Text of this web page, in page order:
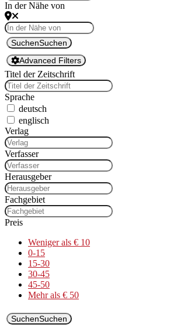
In der Nähe von
SuchenSuchen
Advanced Filters
Titel der Zeitschrift
Sprache
deutsch
englisch
Verlag
Verfasser
Herausgeber
Fachgebiet
Preis
Weniger als € 10
0-15
15-30
30-45
45-50
Mehr als € 50
SuchenSuchen